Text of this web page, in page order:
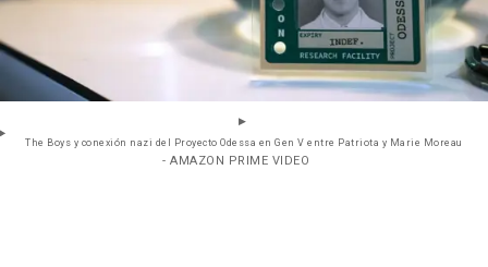
The Boys y conexión nazi del Proyecto Odessa en Gen V entre Patriota y Marie Moreau
- AMAZON PRIME VIDEO